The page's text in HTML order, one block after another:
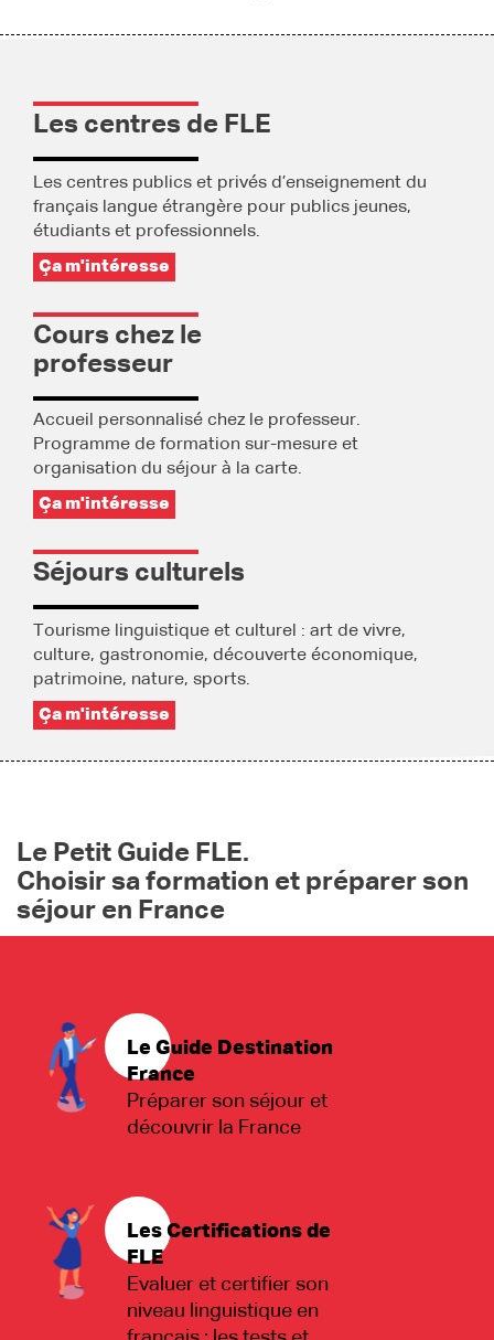
Les centres de FLE
Les centres publics et privés d’enseignement du
français langue étrangère pour publics jeunes,
étudiants et professionnels.
Ça m'intéresse
Cours chez le
professeur
Accueil personnalisé chez le professeur.
Programme de formation sur-mesure et
organisation du séjour à la carte.
Ça m'intéresse
Séjours culturels
Tourisme linguistique et culturel : art de vivre,
culture, gastronomie, découverte économique,
patrimoine, nature, sports.
Ça m'intéresse
Le Petit Guide FLE.
Choisir sa formation et préparer son
séjour en France
Le Guide Destination
France
Préparer son séjour et
découvrir la France
Les Certifications de
FLE
Evaluer et certifier son
niveau linguistique en